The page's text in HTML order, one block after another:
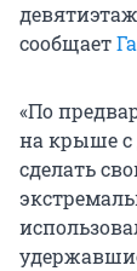
сообщает
«По
на крыше с
сделать